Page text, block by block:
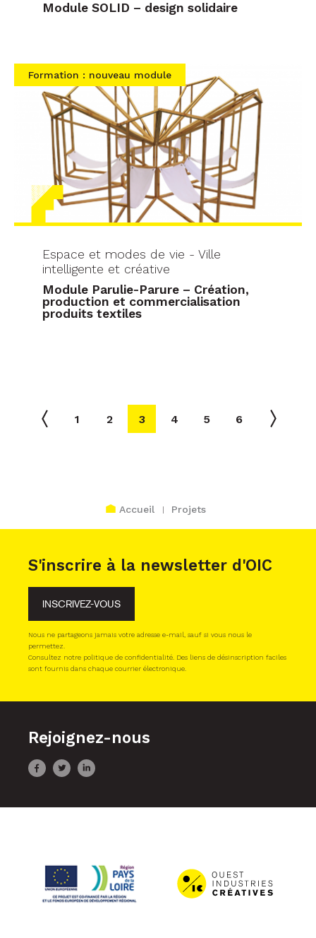
Module SOLID – design solidaire
Formation : nouveau module
Espace et modes de vie - Ville
intelligente et créative
Module Parulie-Parure – Création,
production et commercialisation
produits textiles
1 2 3 4 5 6
Accueil Projets
S'inscrire à la newsletter d'OIC
INSCRIVEZ-VOUS
Nous ne partageons jamais votre adresse e-mail, sauf si vous nous le
permettez.
Consultez notre politique de confidentialité. Des liens de désinscription faciles
sont fournis dans chaque courrier électronique.
Rejoignez-nous